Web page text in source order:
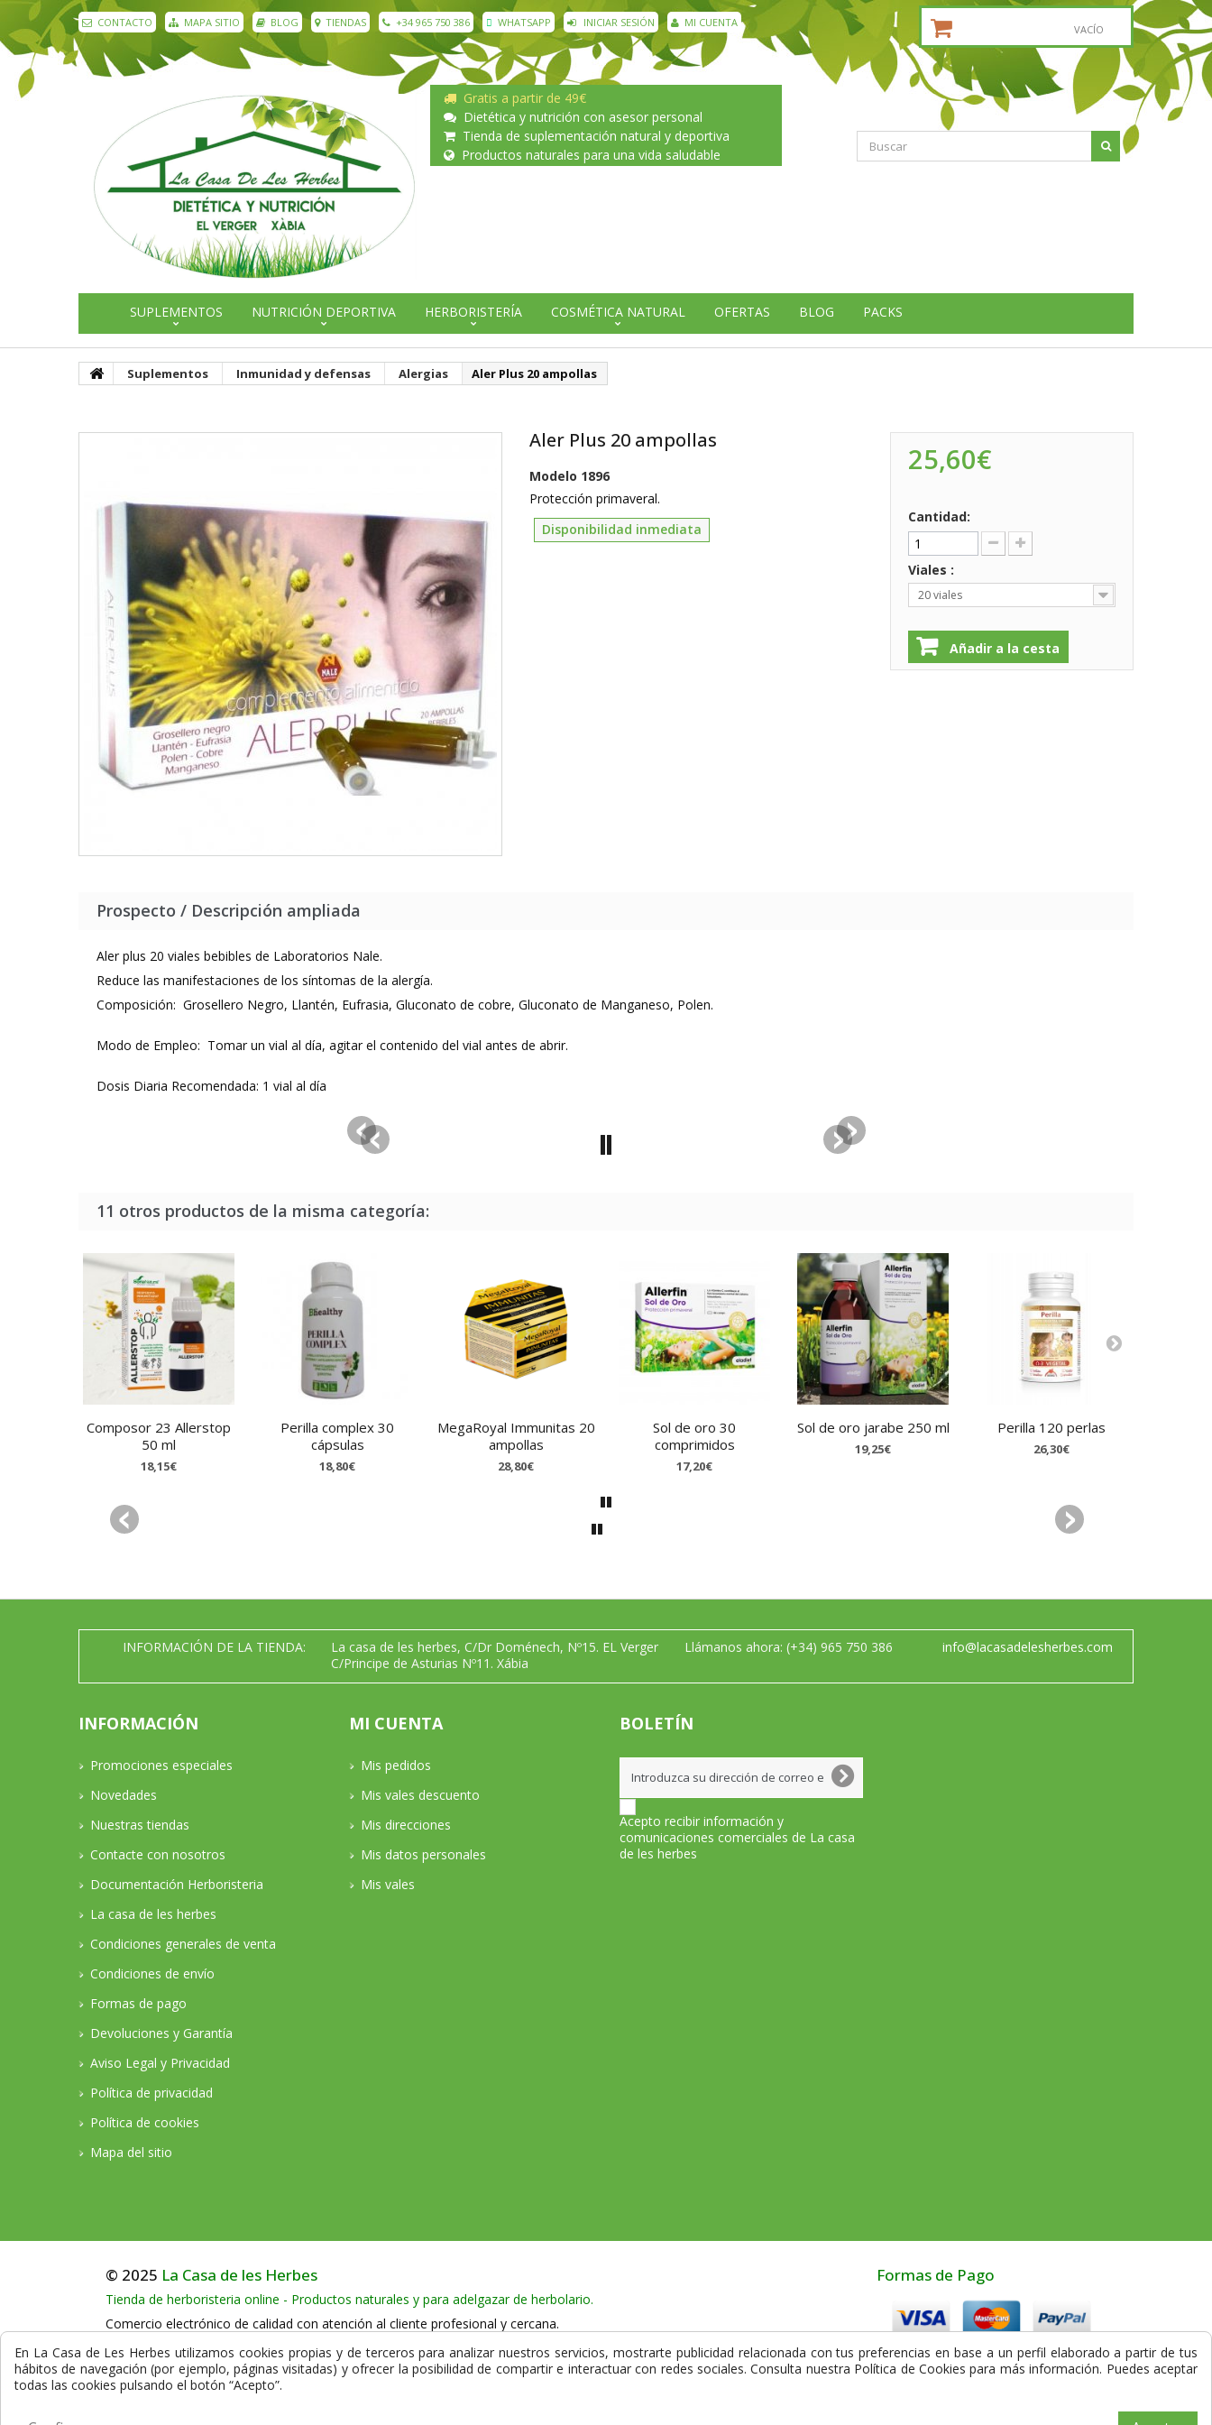
VACÍO
CONTACTO MAPA SITIO BLOG TIENDAS +34 965 750 386 WHATSAPP INICIAR SESIÓN MI CUENTA
Gratis a partir de 49€
Dietética y nutrición con asesor personal
Tienda de suplementación natural y deportiva
Productos naturales para una vida saludable
SUPLEMENTOS NUTRICIÓN DEPORTIVA HERBORISTERÍA COSMÉTICA NATURAL OFERTAS BLOG PACKS
Suplementos Inmunidad y defensas Alergias Aler Plus 20 ampollas
Aler Plus 20 ampollas
Modelo 1896
Protección primaveral.
Disponibilidad inmediata
25,60€
Cantidad:
Viales :
20 viales
Añadir a la cesta
Prospecto / Descripción ampliada
Aler plus 20 viales bebibles de Laboratorios Nale.
Reduce las manifestaciones de los síntomas de la alergía.
Composición: Grosellero Negro, Llantén, Eufrasia, Gluconato de cobre, Gluconato de Manganeso, Polen.
Modo de Empleo: Tomar un vial al día, agitar el contenido del vial antes de abrir.
Dosis Diaria Recomendada: 1 vial al día
11 otros productos de la misma categoría:
Composor 23 Allerstop
50 ml
18,15€
Perilla complex 30
cápsulas
18,80€
MegaRoyal Immunitas 20
ampollas
28,80€
Sol de oro 30
comprimidos
17,20€
Sol de oro jarabe 250 ml
19,25€
Perilla 120 perlas
26,30€
INFORMACIÓN DE LA TIENDA:
La casa de les herbes, C/Dr Doménech, Nº15. EL Verger
C/Principe de Asturias Nº11. Xábia
Llámanos ahora: (+34) 965 750 386 info@lacasadelesherbes.com
INFORMACIÓN
Promociones especiales
Novedades
Nuestras tiendas
Contacte con nosotros
Documentación Herboristeria
La casa de les herbes
Condiciones generales de venta
Condiciones de envío
Formas de pago
Devoluciones y Garantía
Aviso Legal y Privacidad
Política de privacidad
Política de cookies
Mapa del sitio
MI CUENTA
Mis pedidos
Mis vales descuento
Mis direcciones
Mis datos personales
Mis vales
BOLETÍN
Acepto recibir información y
comunicaciones comerciales de La casa
de les herbes
© 2025 La Casa de les Herbes
Tienda de herboristeria online - Productos naturales y para adelgazar de herbolario.
Comercio electrónico de calidad con atención al cliente profesional y cercana.
La compra en nuestra herboristería está protegida y utiliza certificado de seguridad SSL que garantiza la privacidad de los
datos que se transmiten durante el proceso de compra.
Formas de Pago
Compra Segura
En La Casa de Les Herbes utilizamos cookies propias y de terceros para analizar nuestros servicios, mostrarte publicidad relacionada con tus preferencias en base a un perfil elaborado a partir de tus
hábitos de navegación (por ejemplo, páginas visitadas) y ofrecer la posibilidad de compartir e interactuar con redes sociales. Consulta nuestra Política de Cookies para más información. Puedes aceptar
todas las cookies pulsando el botón “Acepto”.